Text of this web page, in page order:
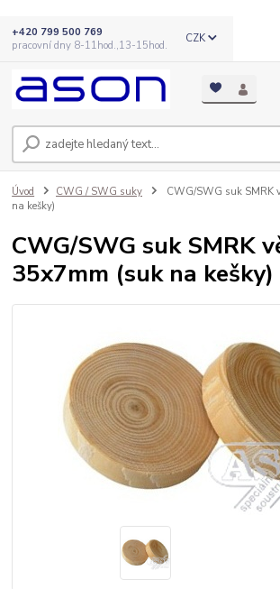
CZK
+420 799 500 769
pracovní dny 8-11hod.,13-15hod.
Úvod CWG / SWG suky
CWG/SWG suk SMRK
na kešky)
CWG/SWG suk SMRK
35x7mm (suk na kešky)